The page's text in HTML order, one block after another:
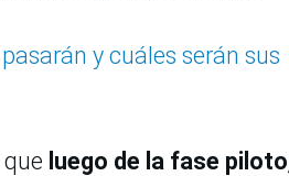
y cuáles serán sus
luego de la fase